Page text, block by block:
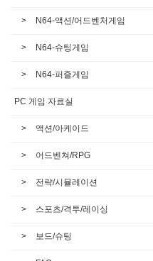
N64-액션/어드벤처게임
N64-슈팅게임
N64-퍼즐게임
PC 게임 자료실
액션/아케이드
어드벤쳐/RPG
전략/시뮬레이션
스포츠/격투/레이싱
보드/슈팅